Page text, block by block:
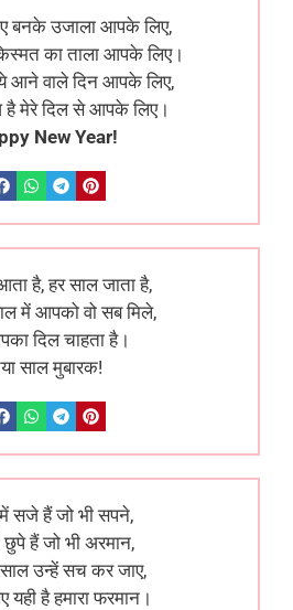
बनके उजाला आपके लिए,
का ताला आपके लिए।
आने वाले दिन आपके लिए,
है मेरे दिल से आपके लिए।
New Year!
है, हर साल जाता है,
में आपको वो सब मिले,
दिल चाहता है।
साल मुबारक!
सजे हैं जो भी सपने,
हैं जो भी अरमान,
उन्हें सच कर जाए,
है हमारा फरमान।